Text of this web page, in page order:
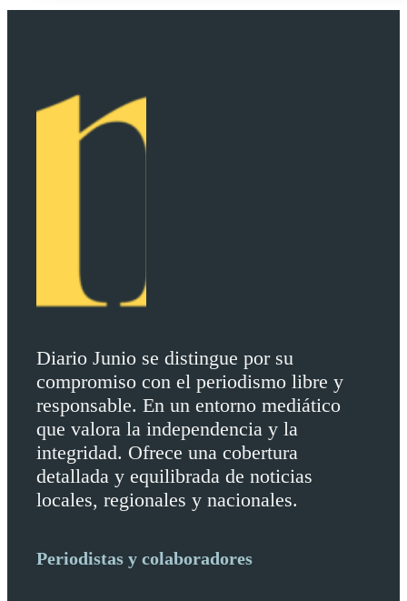
Diario Junio se distingue por su
compromiso con el periodismo libre y
responsable. En un entorno mediático
que valora la independencia y la
integridad. Ofrece una cobertura
detallada y equilibrada de noticias
locales, regionales y nacionales.
Periodistas y colaboradores